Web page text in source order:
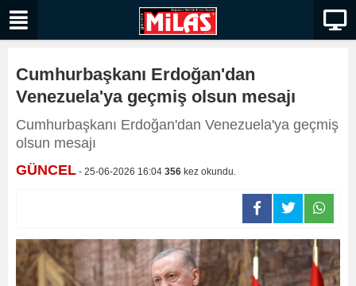
Cumhurbaşkanı Erdoğan'dan
Venezuela'ya geçmiş olsun mesajı
Cumhurbaşkanı Erdoğan'dan Venezuela'ya geçmiş
olsun mesajı
GÜNCEL - 25-06-2026 16:04 356 kez okundu.